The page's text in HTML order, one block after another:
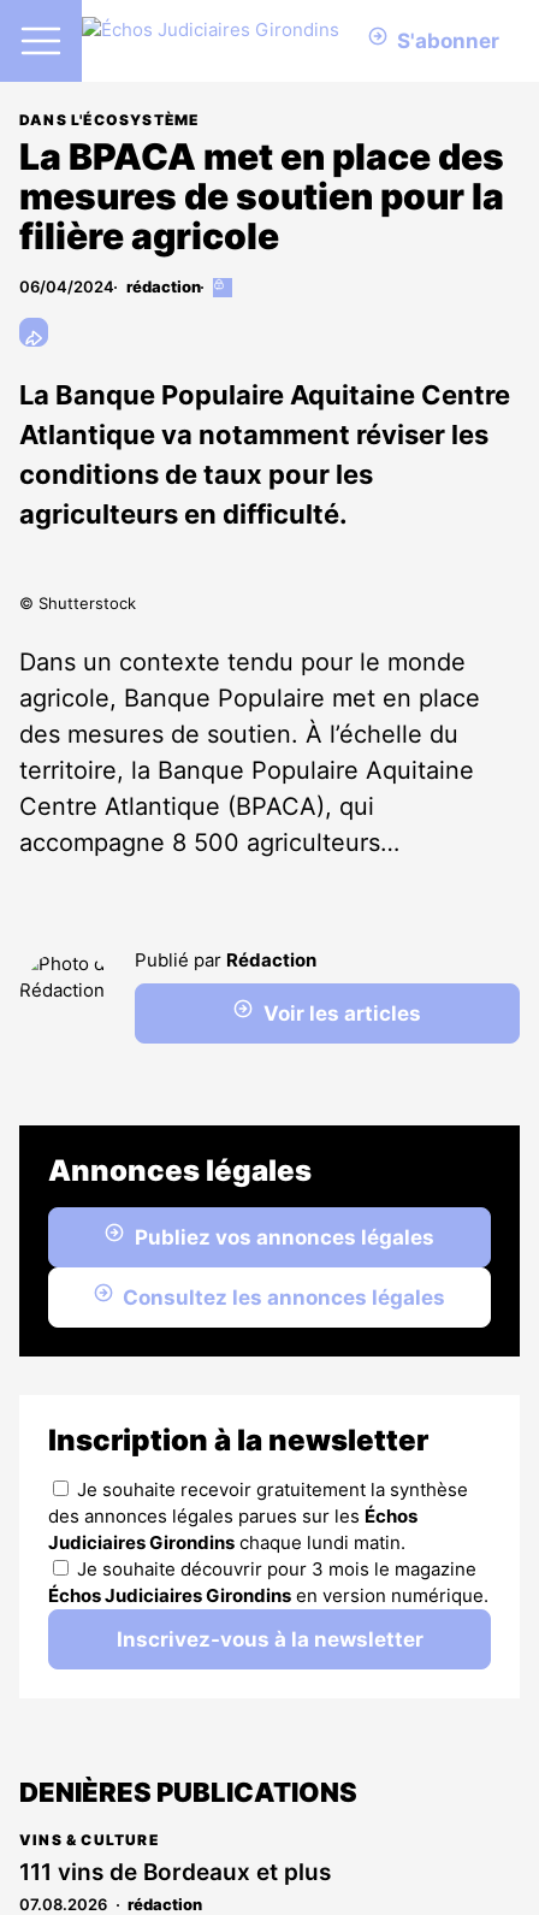
S'abonner
DANS L'ÉCOSYSTÈME
La BPACA met en place des
mesures de soutien pour la
filière agricole
06/04/2024 rédaction
Cet
abonnés
La Banque Populaire Aquitaine Centre
Atlantique va notamment réviser les
conditions de taux pour les
agriculteurs en difficulté.
© Shutterstock
Dans un contexte tendu pour le monde
agricole, Banque Populaire met en place
des mesures de soutien. À l’échelle du
territoire, la Banque Populaire Aquitaine
Centre Atlantique (BPACA), qui
accompagne 8 500 agriculteurs…
Publié par Rédaction
Voir les articles
Annonces légales
Publiez vos annonces légales
Consultez les annonces légales
Inscription à la newsletter
Je souhaite recevoir gratuitement la synthèse
des annonces légales parues sur les Échos
Judiciaires Girondins chaque lundi matin.
Je souhaite découvrir pour 3 mois le magazine
Échos Judiciaires Girondins en version numérique.
Inscrivez-vous à la newsletter
DENIÈRES PUBLICATIONS
VINS & CULTURE
111 vins de Bordeaux et plus
07.08.2026 rédaction